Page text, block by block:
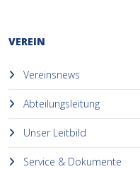
VEREIN
Vereinsnews
Abteilungsleitung
Unser Leitbild
Service & Dokumente